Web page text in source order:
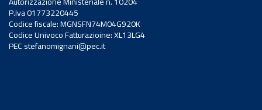
P.Iva 01773220445
Codice fiscale: MGNSFN74M04G920K
Codice Univoco Fatturazioine: XL13LG4
PEC stefanomignani@pec.it